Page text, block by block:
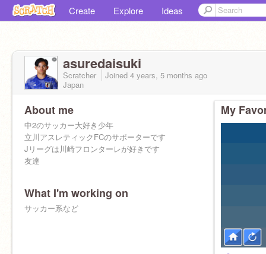
Create Explore Ideas
asuredaisuki
Scratcher Joined 4 years, 5 months ago
Japan
About me
中2のサッカー大好き少年
立川アスレティックFCのサポーターです
Jリーグは川崎フロンターレが好きです
友達
フォローしてね
What I'm working on
サッカー系など
My